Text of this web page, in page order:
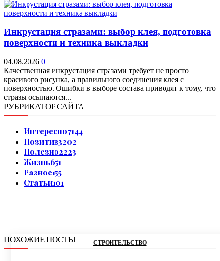
Инкрустация стразами: выбор клея, подготовка
поверхности и техника выкладки
04.08.2026 0
Качественная инкрустация стразами требует не просто
красивого рисунка, а правильного соединения клея с
поверхностью. Ошибки в выборе состава приводят к тому, что
стразы осыпаются...
РУБРИКАТОР САЙТА
Интересно7144
Позитив3202
Полезно2223
Жизнь651
Разное155
Статьи101
ПОХОЖИЕ ПОСТЫ СТРОИТЕЛЬСТВО